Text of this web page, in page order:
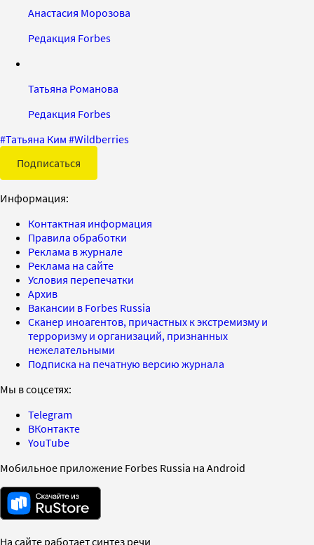
Анастасия Морозова
Редакция Forbes
Татьяна Романова
Редакция Forbes
#Татьяна Ким #Wildberries
Подписаться
Информация:
Контактная информация
Правила обработки
Реклама в журнале
Реклама на сайте
Условия перепечатки
Архив
Вакансии в Forbes Russia
Сканер иноагентов, причастных к экстремизму и
терроризму и организаций, признанных
нежелательными
Подписка на печатную версию журнала
Мы в соцсетях:
Telegram
ВКонтакте
YouTube
Мобильное приложение Forbes Russia на Android
На сайте работает синтез речи